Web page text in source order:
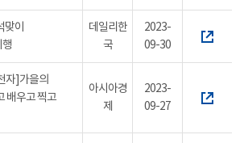
이
데일리한
국
2023-
09-30
자]가을의
배우고 찍고
아시아경
제
2023-
09-27